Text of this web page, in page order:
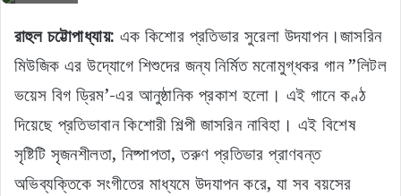
রাহুল চট্টোপাধ্যায়: এক কিশোর প্রতিভার সুরেলা উদযাপন।জাসরিন
মিউজিক এর উদ্যোগে শিশুদের জন্য নির্মিত মনোমুগ্ধকর গান ”লিটল
ভয়েস বিগ ড্রিম’-এর আনুষ্ঠানিক প্রকাশ হলো। এই গানে কণ্ঠ
দিয়েছে প্রতিভাবান কিশোরী শিল্পী জাসরিন নাবিহা। এই বিশেষ
সৃষ্টিটি সৃজনশীলতা, নিষ্পাপতা, তরুণ প্রতিভার প্রাণবন্ত
অভিব্যক্তিকে সংগীতের মাধ্যমে উদযাপন করে, যা সব বয়সের